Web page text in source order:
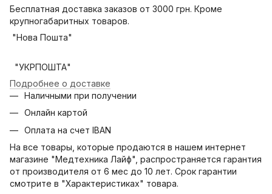
Бесплатная доставка заказов от 3000 грн. Кроме
крупногабаритных товаров.
"Нова Пошта"
"УКРПОШТА"
Подробнее о доставке
Наличными при получении
Онлайн картой
Оплата на счет IBAN
На все товары, которые продаются в нашем интернет
магазине "Медтехника Лайф", распространяется гарантия
от производителя от 6 мес до 10 лет. Срок гарантии
смотрите в "Характеристиках" товара.